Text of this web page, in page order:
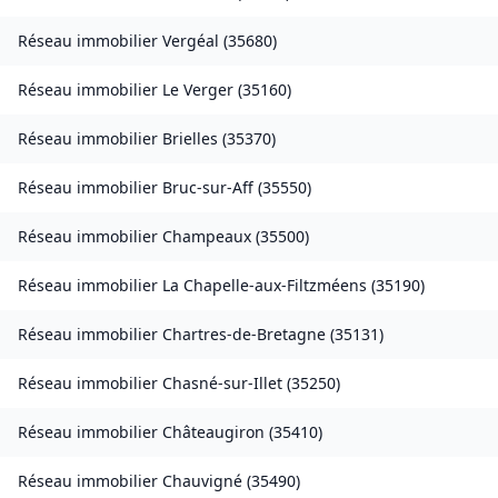
Réseau immobilier Vergéal (35680)
Réseau immobilier Le Verger (35160)
Réseau immobilier Brielles (35370)
Réseau immobilier Bruc-sur-Aff (35550)
Réseau immobilier Champeaux (35500)
Réseau immobilier La Chapelle-aux-Filtzméens (35190)
Réseau immobilier Chartres-de-Bretagne (35131)
Réseau immobilier Chasné-sur-Illet (35250)
Réseau immobilier Châteaugiron (35410)
Réseau immobilier Chauvigné (35490)